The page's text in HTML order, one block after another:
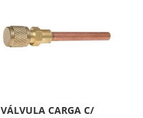
VÁLVULA CARGA C/